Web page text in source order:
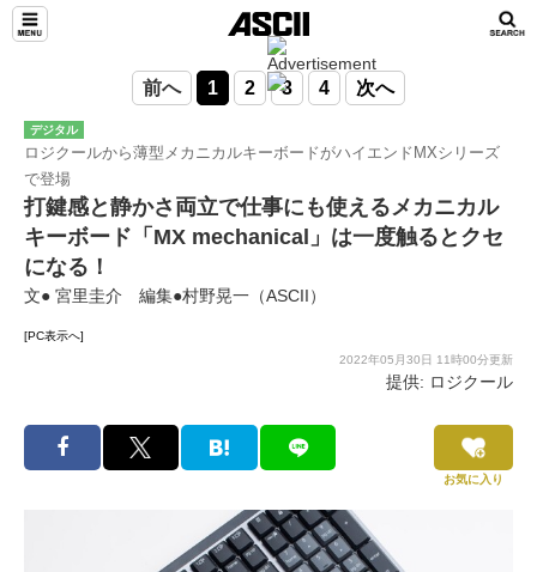
前へ 1 2 3 4 次へ
デジタル
ロジクールから薄型メカニカルキーボードがハイエンドMXシリーズ
で登場
打鍵感と静かさ両立で仕事にも使えるメカニカル
キーボード「MX mechanical」は一度触るとクセ
になる！
文● 宮里圭介 編集●村野晃一（ASCII）
[PC表示へ]
2022年05月30日 11時00分更新
提供: ロジクール
お気に入り